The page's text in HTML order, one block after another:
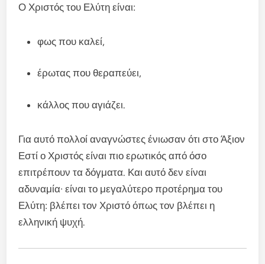
Ο Χριστός του Ελύτη είναι:
φως που καλεί,
έρωτας που θεραπεύει,
κάλλος που αγιάζει.
Για αυτό πολλοί αναγνώστες ένιωσαν ότι στο Άξιον
Εστί ο Χριστός είναι πιο ερωτικός από όσο
επιτρέπουν τα δόγματα. Και αυτό δεν είναι
αδυναμία· είναι το μεγαλύτερο προτέρημα του
Ελύτη: βλέπει τον Χριστό όπως τον βλέπει η
ελληνική ψυχή.